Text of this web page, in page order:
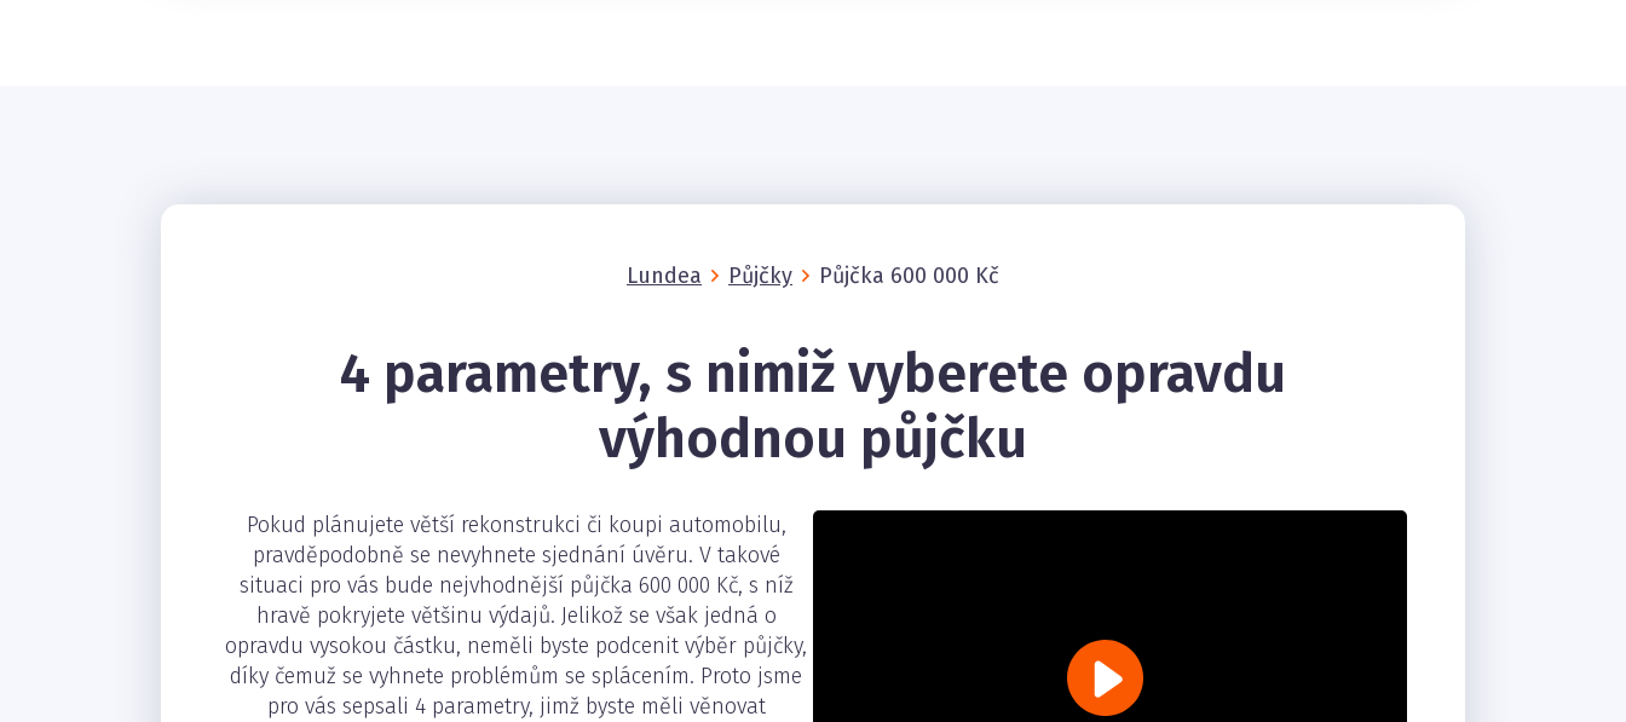
Lundea Půjčky Půjčka 600 000 Kč
4 parametry, s nimiž vyberete opravdu
výhodnou půjčku
Pokud plánujete větší rekonstrukci či koupi automobilu,
pravděpodobně se nevyhnete sjednání úvěru. V takové
situaci pro vás bude nejvhodnější půjčka 600 000 Kč, s níž
hravě pokryjete většinu výdajů. Jelikož se však jedná o
opravdu vysokou částku, neměli byste podcenit výběr půjčky,
díky čemuž se vyhnete problémům se splácením. Proto jsme
pro vás sepsali 4 parametry, jimž byste měli věnovat